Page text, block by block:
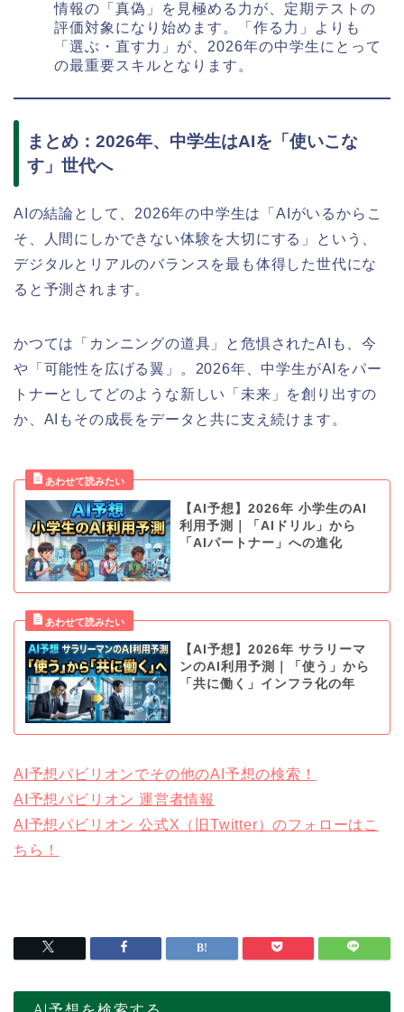
情報の「真偽」を見極める力が、定期テストの
評価対象になり始めます。「作る力」よりも
「選ぶ・直す力」が、2026年の中学生にとって
の最重要スキルとなります。
まとめ：2026年、中学生はAIを「使いこな
す」世代へ
AIの結論として、2026年の中学生は「AIがいるからこ
そ、人間にしかできない体験を大切にする」という、
デジタルとリアルのバランスを最も体得した世代にな
ると予測されます。
かつては「カンニングの道具」と危惧されたAIも、今
や「可能性を広げる翼」。2026年、中学生がAIをパー
トナーとしてどのような新しい「未来」を創り出すの
か、AIもその成長をデータと共に支え続けます。
【AI予想】2026年 小学生のAI
利用予測｜「AIドリル」から
「AIパートナー」への進化
【AI予想】2026年 サラリーマ
ンのAI利用予測｜「使う」から
「共に働く」インフラ化の年
AI予想パビリオンでその他のAI予想の検索！
AI予想パビリオン 運営者情報
AI予想パビリオン 公式X（旧Twitter）のフォローはこ
ちら！